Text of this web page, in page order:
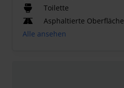
Toilette
Asphaltierte Oberfläche
Alle ansehen